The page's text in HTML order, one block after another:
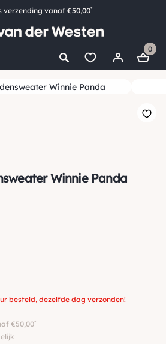
verzending vanaf €50,00*
nu, betaal later met Klarna
artikelen op voorraad
0
Winnie Panda
besteld, dezelfde dag verzonden!
€50,00*